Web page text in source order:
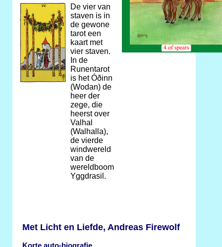
De vier van
staven is in
de gewone
tarot een
kaart met
vier staven.
In de
Runentarot
is het Óðinn
(Wodan) de
heer der
zege, die
heerst over
Valhal
(Walhalla),
de vierde
windwereld
van de
wereldboom
Yggdrasil.
Met Licht en Liefde, Andreas Firewolf
Korte auto-biografie